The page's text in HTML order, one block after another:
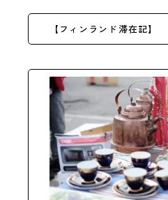
【フィンランド滞在記】